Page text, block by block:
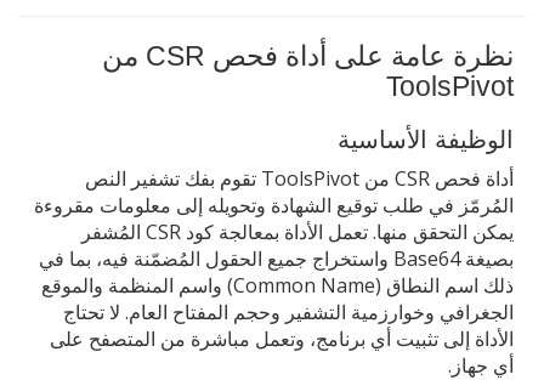
نظرة عامة على أداة فحص CSR من
ToolsPivot
الوظيفة الأساسية
أداة فحص CSR من ToolsPivot تقوم بفك تشفير النص
المُرمّز في طلب توقيع الشهادة وتحويله إلى معلومات مقروءة
يمكن التحقق منها. تعمل الأداة بمعالجة كود CSR المُشفر
بصيغة Base64 واستخراج جميع الحقول المُضمّنة فيه، بما في
ذلك اسم النطاق (Common Name) واسم المنظمة والموقع
الجغرافي وخوارزمية التشفير وحجم المفتاح العام. لا تحتاج
الأداة إلى تثبيت أي برنامج، وتعمل مباشرة من المتصفح على
أي جهاز.